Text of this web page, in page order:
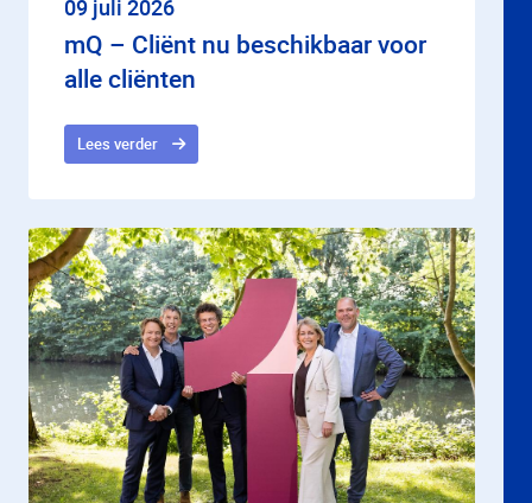
09 juli 2026
mQ – Cliënt nu beschikbaar voor
alle cliënten
Lees verder